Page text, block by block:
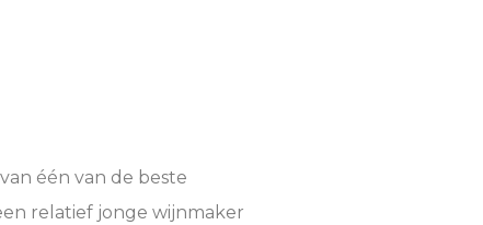
één van de beste
relatief jonge wijnmaker